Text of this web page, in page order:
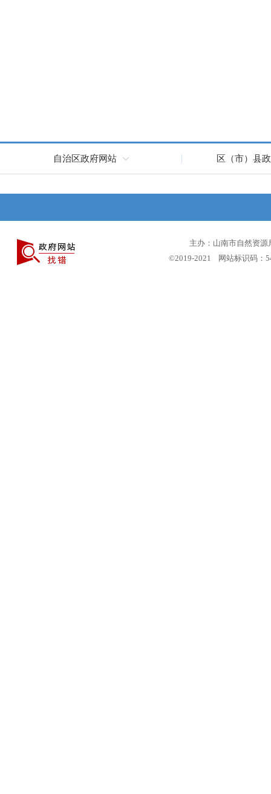
自治区政府网站 区（市）县
主办：山南市自然资
©2019-2021 网站标识码：